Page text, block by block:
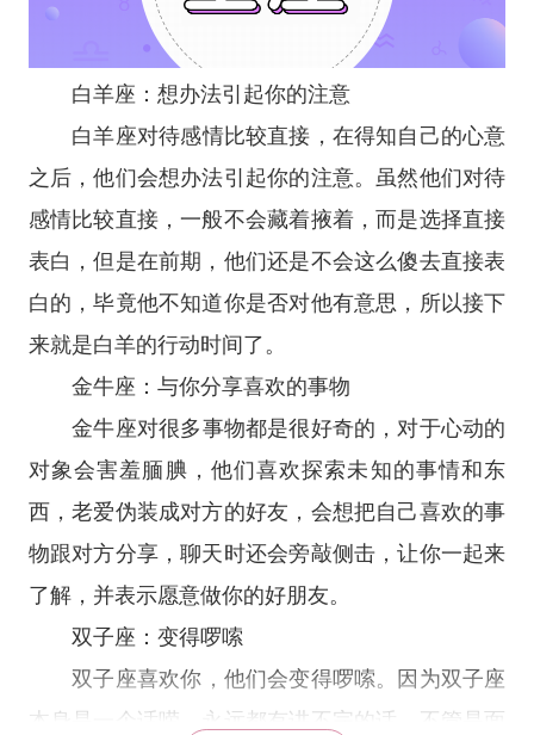
白羊座 ：想办法引起你的注意
白羊座对待感情比较直接，在得知自己的心意
之后，他们会想办法引起你的注意。虽然他们对待
感情比较直接，一般不会藏着掖着，而是选择直接
表白，但是在前期，他们还是不会这么傻去直接表
白的，毕竟他不知道你是否对他有意思，所以接下
来就是白羊的行动时间了。
金牛座 ：与你分享喜欢的事物
金牛座对很多事物都是很好奇的，对于心动的
对象会害羞腼腆，他们喜欢探索未知的事情和东
西，老爱伪装成对方的好友，会想把自己喜欢的事
物跟对方分享，聊天时还会旁敲侧击，让你一起来
了解，并表示愿意做你的好朋友。
双子座 ：变得啰嗦
双子座喜欢你，他们会变得啰嗦。因为双子座
本身是一个话唠，永远都有讲不完的话，不管是面